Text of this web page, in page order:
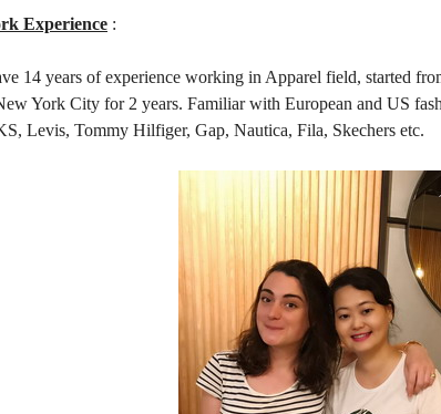
Experience :
14 years of experience working in Apparel field, started
York City for 2 years. Familiar with European and US
Levis, Tommy Hilfiger, Gap, Nautica, Fila, Skechers etc.